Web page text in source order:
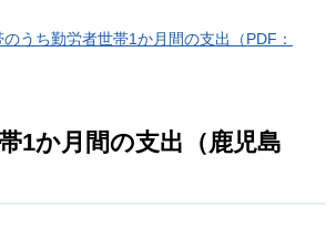
うち勤労者世帯1か月間の支出（PDF：
1か月間の支出（鹿児島